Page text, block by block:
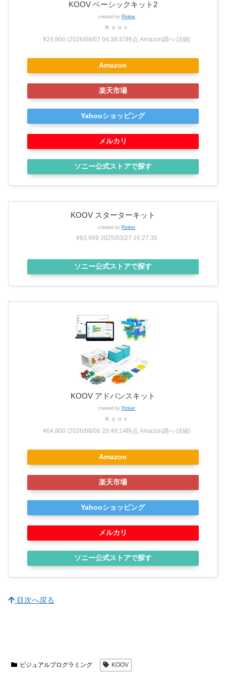
KOOV ベーシックキット2
created by Rinker
Ｋｏｏｖ
¥24,800 (2026/08/07 04:38:57時点 Amazon調べ-詳細)
Amazon
楽天市場
Yahooショッピング
メルカリ
ソニー公式ストアで探す
KOOV スターターキット
created by Rinker
¥63,949 2025/03/27 16:27:35
ソニー公式ストアで探す
KOOV アドバンスキット
created by Rinker
Ｋｏｏｖ
¥64,800 (2026/08/06 20:49:14時点 Amazon調べ-詳細)
Amazon
楽天市場
Yahooショッピング
メルカリ
ソニー公式ストアで探す
目次へ戻る
ビジュアルプログラミング KOOV